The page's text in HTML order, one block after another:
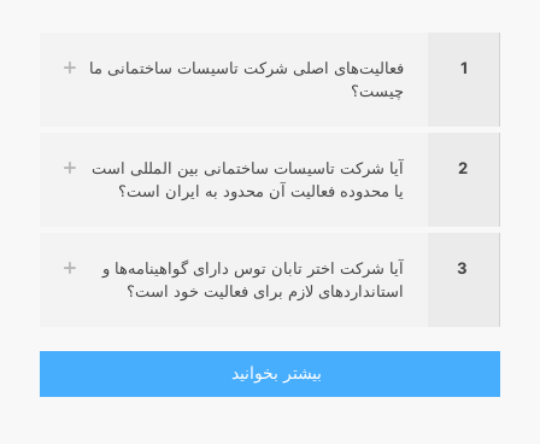
1
فعالیت‌های اصلی شرکت تاسیسات ساختمانی ما
چیست؟
2
آیا شرکت تاسیسات ساختمانی بین المللی است
یا محدوده فعالیت آن محدود به ایران است؟
3
آیا شرکت اختر تابان توس دارای گواهینامه‌ها و
استانداردهای لازم برای فعالیت خود است؟
بیشتر بخوانید